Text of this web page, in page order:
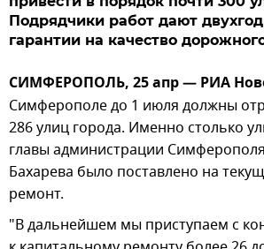
Подрядчики работ дают
гарантии на качество
СИМФЕРОПОЛЬ, 25 апр — РИА
Симферополе до 1 июля должны
286 улиц города. Именно столько
главы администрации
Бахарева было поставлено на
ремонт.
"В дальнейшем мы приступаем с